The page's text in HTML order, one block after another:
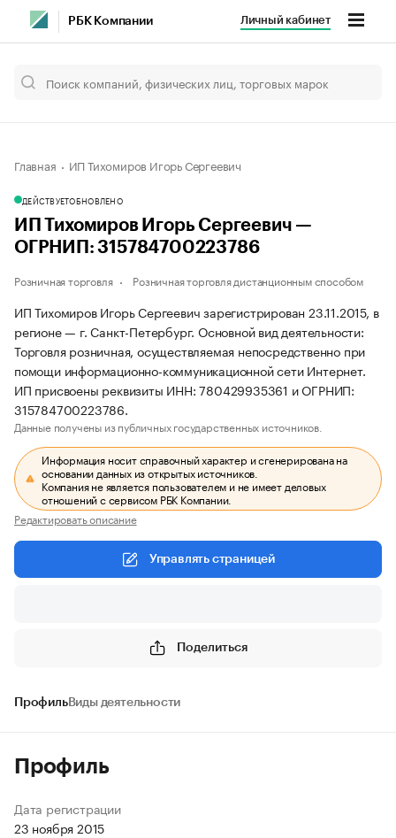
РБК Компании Личный кабинет
Главная ИП Тихомиров Игорь Сергеевич
ДЕЙСТВУЕТОБНОВЛЕНО
ИП Тихомиров Игорь Сергеевич —
ОГРНИП: 315784700223786
Розничная торговля Розничная торговля дистанционным способом
ИП Тихомиров Игорь Сергеевич зарегистрирован 23.11.2015, в
регионе — г. Санкт-Петербург. Основной вид деятельности:
Торговля розничная, осуществляемая непосредственно при
помощи информационно-коммуникационной сети Интернет.
ИП присвоены реквизиты ИНН: 780429935361 и ОГРНИП:
315784700223786.
Данные получены из публичных государственных источников.
Информация носит справочный характер и сгенерирована на
основании данных из открытых источников.
Компания не является пользователем и не имеет деловых
отношений с сервисом РБК Компании.
Редактировать описание
Управлять страницей
Поделиться
ПрофильВиды деятельности
Профиль
Дата регистрации
23 ноября 2015